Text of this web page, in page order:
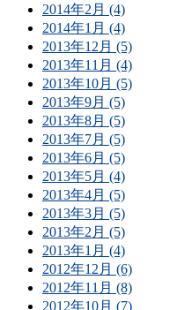
2014年2月 (4)
2014年1月 (4)
2013年12月 (5)
2013年11月 (4)
2013年10月 (5)
2013年9月 (5)
2013年8月 (5)
2013年7月 (5)
2013年6月 (5)
2013年5月 (4)
2013年4月 (5)
2013年3月 (5)
2013年2月 (5)
2013年1月 (4)
2012年12月 (6)
2012年11月 (8)
2012年10月 (7)